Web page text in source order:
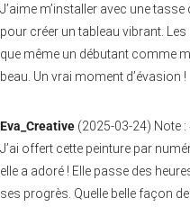
J’aime m’installer avec une
pour créer un tableau vibrant.
que même un débutant comme
beau. Un vrai moment d’évasion !
Eva_Creative (2025-03-24) Note :
J’ai offert cette peinture par
elle a adoré ! Elle passe des
ses progrès. Quelle belle façon